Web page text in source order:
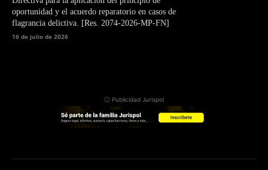
oportunidad y el acuerdo reparatorio en casos de
flagrancia delictiva. [Res. 2074-2026-MP-FN]
16 de julio de 2026
ⓘ Publicidad Jurispol